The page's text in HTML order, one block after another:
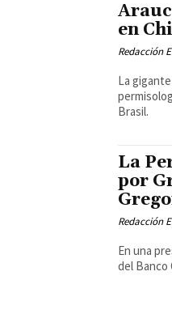
en
Redacción
La
Brasil.
La
por
Redacción
En una
del Banco